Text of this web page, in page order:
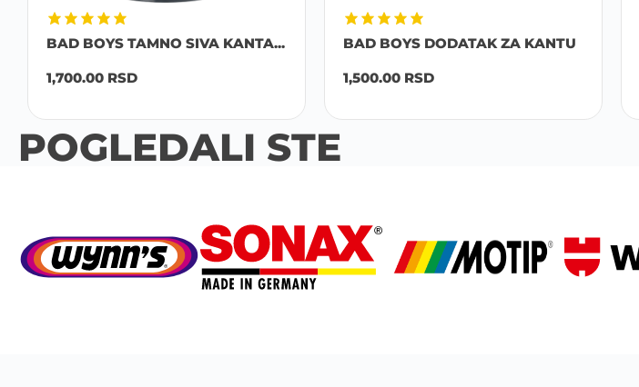
BAD BOYS TAMNO SIVA KANTA...
1,700.00 RSD
BAD BOYS DODATAK ZA KANTU
1,500.00 RSD
POGLEDALI STE